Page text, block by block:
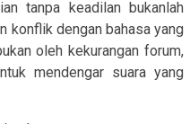
tanpa keadilan bukanlah
konflik dengan bahasa yang
oleh kekurangan forum,
mendengar suara yang